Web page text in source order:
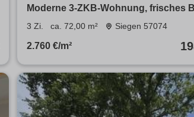
Moderne 3-ZKB-Wohnung, frisches
ruhige, zentrale Lage Siegen
3 Zi. ca. 72,00 m² Siegen 57074
2.760 €/m²